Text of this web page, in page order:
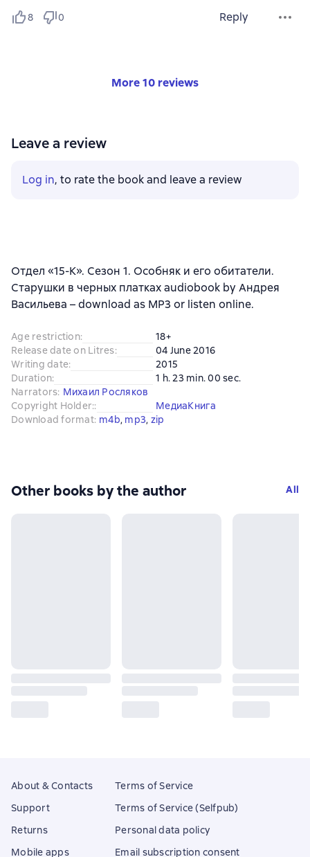
8 0 Reply
More 10 reviews
Leave a review
Log in, to rate the book and leave a review
Отдел «15-К». Сезон 1. Особняк и его обитатели.
Старушки в черных платках audiobook by Андрея
Васильева – download as MP3 or listen online.
Age restriction:
18+
Release date on Litres:
04 June 2016
Writing date:
2015
Duration:
1 h. 23 min. 00 sec.
Narrators: Михаил Росляков
Copyright Holder::
МедиаКнига
Download format: m4b, mp3, zip
Other books by the author All
About & Contacts
Support
Returns
Mobile apps
Terms of Service
Terms of Service (Selfpub)
Personal data policy
Email subscription consent